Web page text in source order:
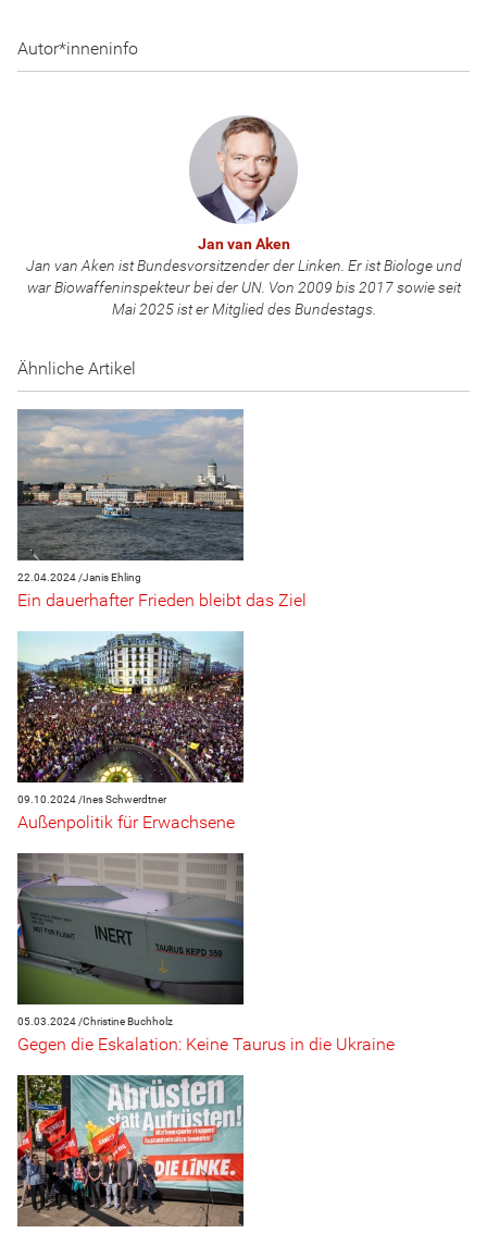
Autor*inneninfo
Jan van Aken
Jan van Aken ist Bundesvorsitzender der Linken. Er ist Biologe und
war Biowaffeninspekteur bei der UN. Von 2009 bis 2017 sowie seit
Mai 2025 ist er Mitglied des Bundestags.
Ähnliche Artikel
22.04.2024 /Janis Ehling
Ein dauerhafter Frieden bleibt das Ziel
09.10.2024 /Ines Schwerdtner
Außenpolitik für Erwachsene
05.03.2024 /Christine Buchholz
Gegen die Eskalation: Keine Taurus in die Ukraine